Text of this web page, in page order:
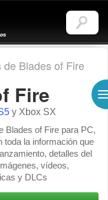
de Blades of Fire
Fire
y Xbox SX
Blades of Fire para PC,
toda la información que
detalles del
vídeos,
y DLCs